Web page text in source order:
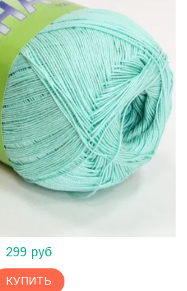
299 руб
КУПИТЬ